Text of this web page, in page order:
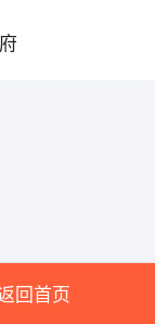
回首页